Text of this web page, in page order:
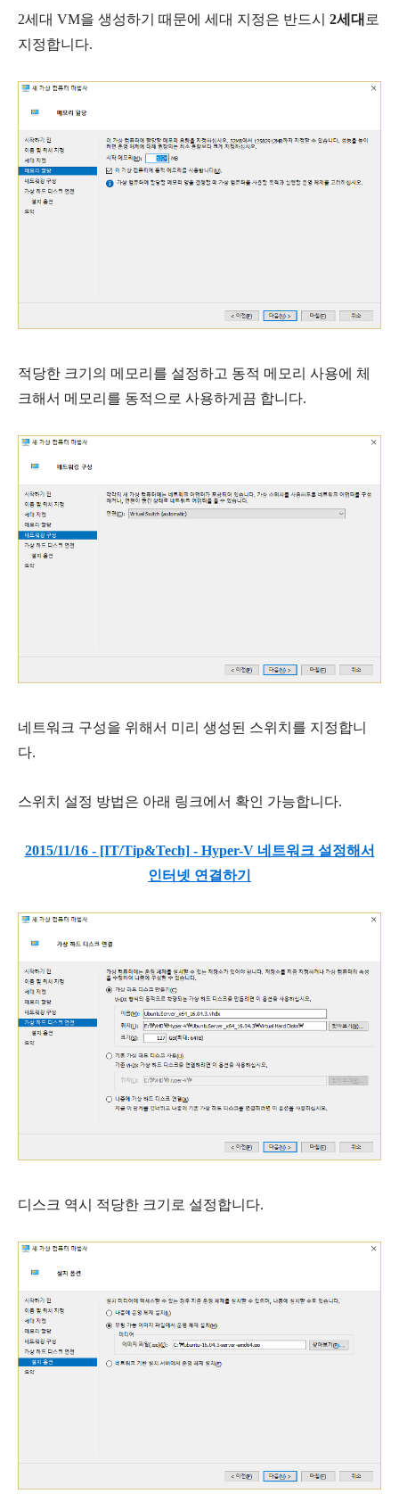
2세대 VM을 생성하기 때문에 세대 지정은 반드시 2세대 로
지정합니다.
적당한 크기의 메모리를 설정하고 동적 메모리 사용에 체
크해서 메모리를 동적으로 사용하게끔 합니다.
네트워크 구성을 위해서 미리 생성된 스위치를 지정합니
다.
스위치 설정 방법은 아래 링크에서 확인 가능합니다.
2015/11/16 - [IT/Tip&Tech] - Hyper-V 네트워크 설정해서
인터넷 연결하기
디스크 역시 적당한 크기로 설정합니다.